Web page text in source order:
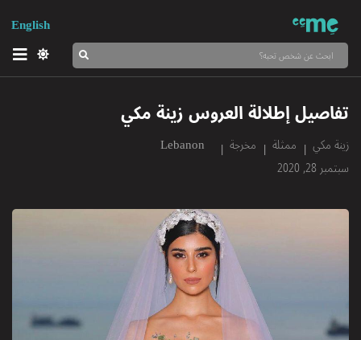
English
تفاصيل إطلالة العروس زينة مكي
زينة مكي ممثلة مخرجة
Lebanon
سبتمبر 28, 2020